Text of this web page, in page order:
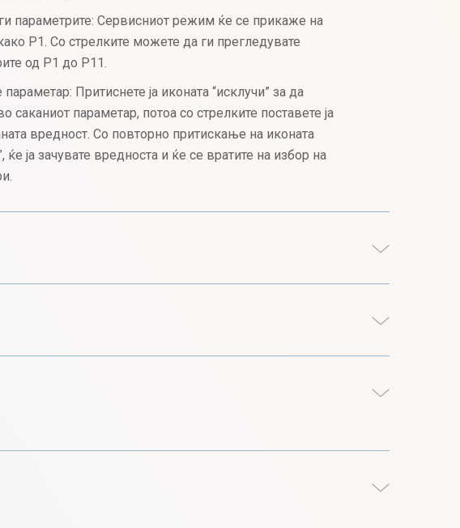
ги параметрите: Сервисниот режим ќе се прикаже на
P1. Со стрелките можете да ги прегледувате
од P1 до P11.
Притиснете ја иконата “исклучи” за да
саканиот параметар, потоа со стрелките поставете ја
вредност. Со повторно притискање на иконата
ќе ја зачувате вредноста и ќе се вратите на избор на